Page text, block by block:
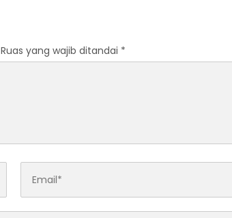
Sampah Disetujui
Ruas yang wajib ditandai *